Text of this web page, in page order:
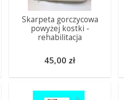
Skarpeta gorczycowa
powyżej kostki -
rehabilitacja
45,00 zł